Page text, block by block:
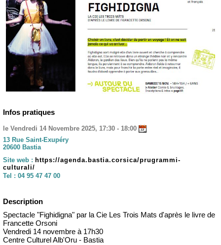
Infos pratiques
le Vendredi 14 Novembre 2025, 17:30 - 18:00
13 Rue Saint-Exupéry
20600 Bastia
Site web : https://agenda.bastia.corsica/prugrammi-
culturali/
Tel : 04 95 47 47 00
Description
Spectacle "Fighidigna" par la Cie Les Trois Mats d'après le livre de
Francette Orsoni
Vendredi 14 novembre à 17h30
Centre Culturel Alb'Oru - Bastia